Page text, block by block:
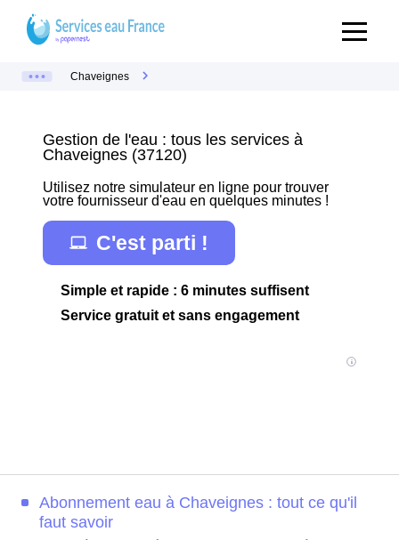
Chaveignes
Gestion de l'eau : tous les services à
Chaveignes (37120)
Utilisez notre simulateur en ligne pour trouver
votre fournisseur d'eau en quelques minutes !
C'est parti !
Simple et rapide : 6 minutes suffisent
Service gratuit et sans engagement
Abonnement eau à Chaveignes : tout ce qu'il
faut savoir